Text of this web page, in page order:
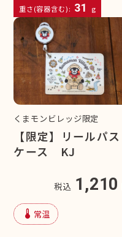
重さ(容器含む): 31 g
くまモンビレッジ限定
【限定】リールパス
ケース KJ
税込 1,210
device_thermostat 常温